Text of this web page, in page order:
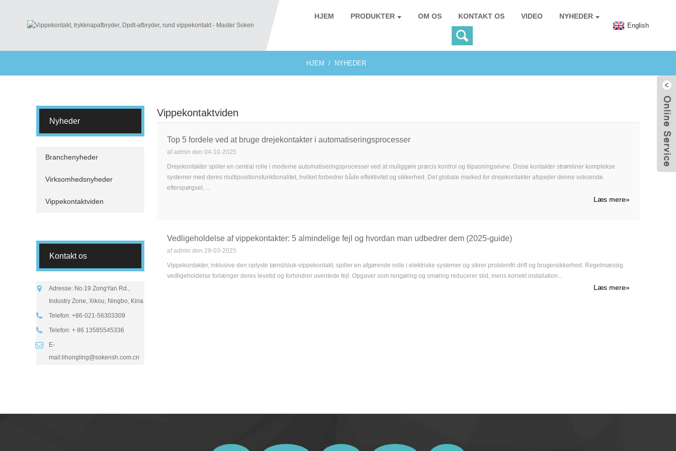
HJEM PRODUKTER OM OS KONTAKT OS VIDEO NYHEDER
English
HJEM NYHEDER
Nyheder
Branchenyheder
Virksomhedsnyheder
Vippekontaktviden
Kontakt os
Adresse: No.19 ZongYan Rd.,
Industry Zone, Xikou, Ningbo, Kina
Telefon: +86-021-56303309
Telefon: + 86 13585545336
E-
mail: lihongling@sokensh.com.cn
Vippekontaktviden
Top 5 fordele ved at bruge drejekontakter i automatiseringsprocesser
af admin den 04-10-2025
Drejekontakter spiller en central rolle i moderne automatiseringsprocesser ved at muliggøre præcis kontrol og tilpasningsevne. Disse kontakter strømliner komplekse
systemer med deres multipositionsfunktionalitet, hvilket forbedrer både effektivitet og sikkerhed. Det globale marked for drejekontakter afspejler denne voksende
efterspørgsel, ...
Læs mere»
Vedligeholdelse af vippekontakter: 5 almindelige fejl og hvordan man udbedrer dem (2025-guide)
af admin den 29-03-2025
Vippekontakter, inklusive den oplyste tænd/sluk-vippekontakt, spiller en afgørende rolle i elektriske systemer og sikrer problemfri drift og brugersikkerhed. Regelmæssig
vedligeholdelse forlænger deres levetid og forhindrer uventede fejl. Opgaver som rengøring og smøring reducerer slid, mens korrekt installation...
Læs mere»